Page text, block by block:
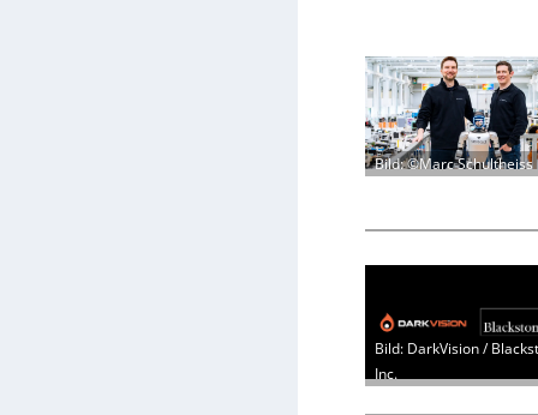
Bild: ©Marc Schultheiss
Bild: DarkVision /
Inc.